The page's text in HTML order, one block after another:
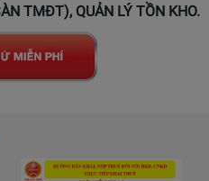
TMĐT), QUẢN LÝ TỒN KHO.